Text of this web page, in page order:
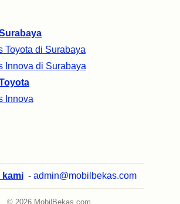
Toyota di Surabaya
Innova di Surabaya
Innova
kami - admin@mobilbekas.com
© 2026 MobilBekas.com